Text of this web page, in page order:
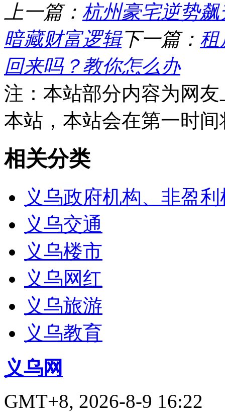
上一篇： 杭州豪宅逆势
暗藏财富逻辑下一篇： 租
回来吗？教你怎么办
注：本站部分内容为网
本站，本站会在第一时
相关分类
义乌政府机构、非盈
义乌交通
义乌楼市
义乌网红
义乌旅游
义乌教育
义乌网
GMT+8, 2026-8-9 16:22